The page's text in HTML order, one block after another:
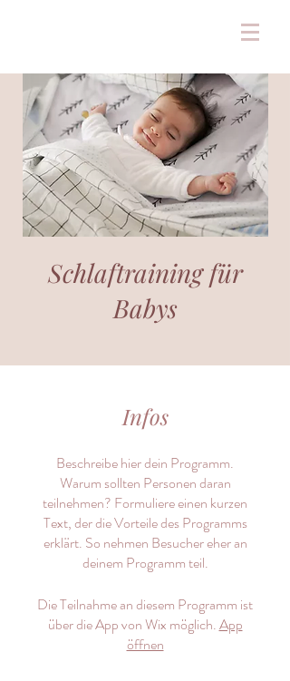
Schlaftraining für
Babys
Infos
Beschreibe hier dein Programm.
Warum sollten Personen daran
teilnehmen? Formuliere einen kurzen
Text, der die Vorteile des Programms
erklärt. So nehmen Besucher eher an
deinem Programm teil.
Die Teilnahme an diesem Programm ist
über die App von Wix möglich.App
öffnen